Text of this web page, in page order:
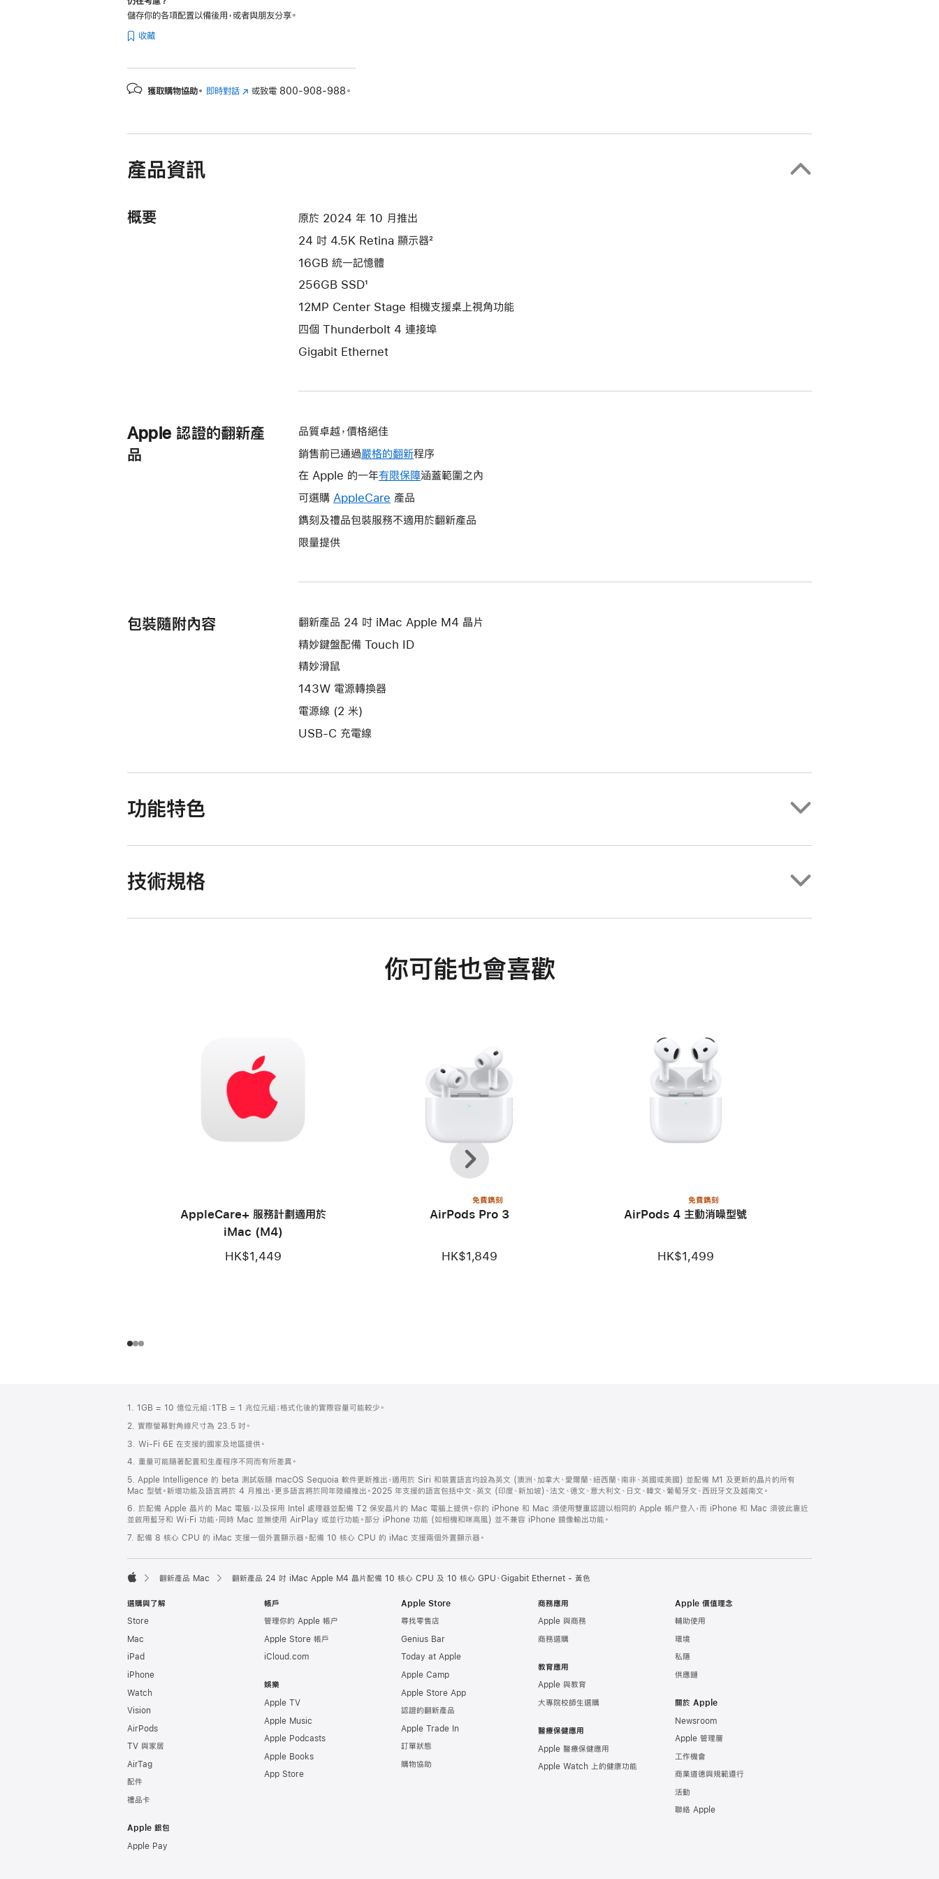
儲存你的各項配置以備後用，或者與朋友分享。
收藏
獲取購物協助。 即時對話 (以
窗
或致電 800-908-988。
產品資訊
概要
原於 2024 年 10 月推出
24 吋 4.5K Retina 顯示器²
16GB 統一記憶體
256GB SSD¹
12MP Center Stage 相機支援桌上視角功能
四個 Thunderbolt 4 連接埠
Gigabit Ethernet
Apple 認證的翻新產
品
品質卓越，價格絕佳
銷售前已通過嚴格的翻新程序
在 Apple 的一年有限保障這
啟
新
涵蓋範圍之內
可選購 AppleCare 這
會
個
視
產品
鐫刻及禮品包裝服務不適用於翻新產品
限量提供
包裝隨附內容
翻新產品 24 吋 iMac Apple M4 晶片
精妙鍵盤配備 Touch ID
精妙滑鼠
143W 電源轉換器
電源線 (2 米)
USB-C 充電線
功能特色
技術規格
你可能也會喜歡
AppleCare+ 服務計劃適用於
iMac (M4)
HK$1,449
免費鐫刻
AirPods Pro 3
HK$1,849
免費鐫刻
AirPods 4 主動消噪型號
HK$1,499
上
一
頁
下
一
步
腳
1. 1GB = 10 億位元組；1TB = 1 兆位元組；格式化後的實際容量可能較少。
2. 實際螢幕對角線尺寸為 23.5 吋。
3. Wi-Fi 6E 在支援的國家及地區提供。
4. 重量可能隨著配置和生產程序不同而有所差異。
5. Apple Intelligence 的 beta 測試版隨 macOS Sequoia 軟件更新推出，適用於 Siri 和裝置語言均設為英文 (澳洲、加拿大、愛爾蘭、紐西蘭、南非、英國或美國) 並配備 M1 及更新的晶片的所有
Mac 型號。新增功能及語言將於 4 月推出，更多語言將於同年陸續推出。2025 年支援的語言包括中文、英文 (印度、新加坡)、法文、德文、意大利文、日文、韓文、葡萄牙文、西班牙文及越南文。
6. 於配備 Apple 晶片的 Mac 電腦，以及採用 Intel 處理器並配備 T2 保安晶片的 Mac 電腦上提供。你的 iPhone 和 Mac 須使用雙重認證以相同的 Apple 帳户登入，而 iPhone 和 Mac 須彼此靠近
並啟用藍牙和 Wi‑Fi 功能，同時 Mac 並無使用 AirPlay 或並行功能。部分 iPhone 功能 (如相機和咪高風) 並不兼容 iPhone 鏡像輸出功能。
7. 配備 8 核心 CPU 的 iMac 支援一個外置顯示器。配備 10 核心 CPU 的 iMac 支援兩個外置顯示器。
翻新產品 Mac 翻新產品 24 吋 iMac Apple M4 晶片配備 10 核心 CPU 及 10 核心 GPU、Gigabit Ethernet - 黃色
選購與了解
Store
Mac
iPad
iPhone
Watch
Vision
AirPods
TV 與家居
AirTag
配件
禮品卡
Apple 銀包
Apple Pay
帳戶
管理你的 Apple 帳户
Apple Store 帳戶
iCloud.com
娛樂
Apple TV
Apple Music
Apple Podcasts
Apple Books
App Store
Apple Store
尋找零售店
Genius Bar
Today at Apple
Apple Camp
Apple Store App
認證的翻新產品
Apple Trade In
訂單狀態
購物協助
商務應用
Apple 與商務
商務選購
教育應用
Apple 與教育
大專院校師生選購
醫療保健應用
Apple 醫療保健應用
Apple Watch 上的健康功能
Apple 價值理念
輔助使用
環境
私隱
供應鏈
關於 Apple
Newsroom
Apple 管理層
工作機會
商業道德與規範遵行
活動
聯絡 Apple